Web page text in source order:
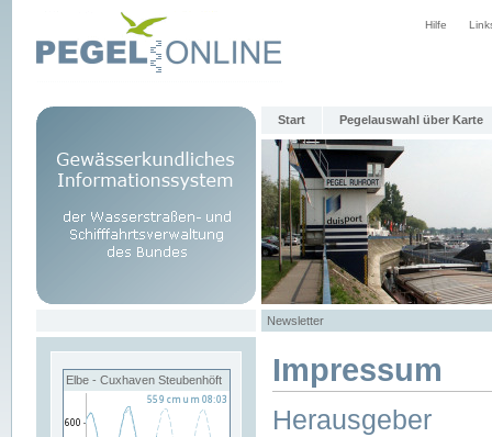
Hilfe
Start Pegelauswahl über Karte
Newsletter
Elbe - Cuxhaven Steubenhöft Impressum
Herausgeber